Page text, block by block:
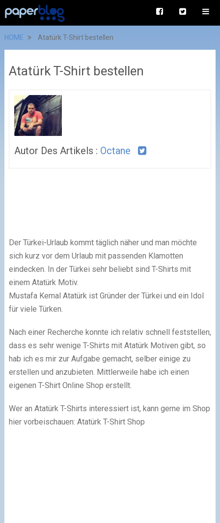
HOME Atatürk T-Shirt bestellen
Atatürk T-Shirt bestellen
Autor Des Artikels : Octane
Der Türkei-Urlaub kommt täglich näher und man möchte
sich kurz vor dem Urlaub mit passenden Klamotten
eindecken. In der Türkei sehr beliebt sind T-Shirts mit
einem Atatürk Motiv.
Mustafa Kemal Atatürk ist Gründer der Türkei und ein Idol
für viele Türken.
Nach einer Recherche konnte ich relativ schnell feststellen,
dass es sehr wenige T-Shirts mit Atatürk Motiven gibt, so
hab ich es mir zur Aufgabe gemacht, selber einige zu
erstellen und anzubieten. Mittlerweile habe ich einen
eigenen T-Shirt Online Shop erstellt.
Wer an Atatürk T-Shirts interessiert ist, kann gerne im Shop
hier vorbeischauen: Atatürk T-Shirt Shop